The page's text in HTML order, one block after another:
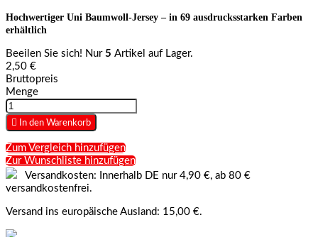
Hochwertiger Uni Baumwoll-Jersey – in 69 ausdrucksstarken Farben
erhältlich
Beeilen Sie sich! Nur 5 Artikel auf Lager.
2,50 €
Bruttopreis
Menge
 In den Warenkorb
Zum Vergleich hinzufügen
Zur Wunschliste hinzufügen
Versandkosten: Innerhalb DE nur 4,90 €, ab 80 €
versandkostenfrei.
Versand ins europäische Ausland: 15,00 €.